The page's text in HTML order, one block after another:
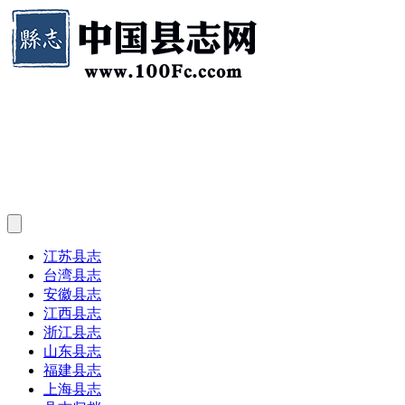
江苏县志
台湾县志
安徽县志
江西县志
浙江县志
山东县志
福建县志
上海县志